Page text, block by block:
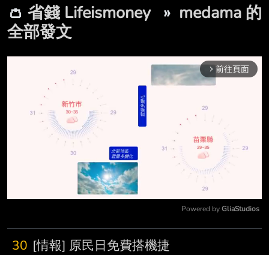
👛 省錢 Lifeismoney » medama 的
全部發文
arrow_forward_ios 前往頁面
Powered by GliaStudios
30 [情報] 原民日免費搭機捷